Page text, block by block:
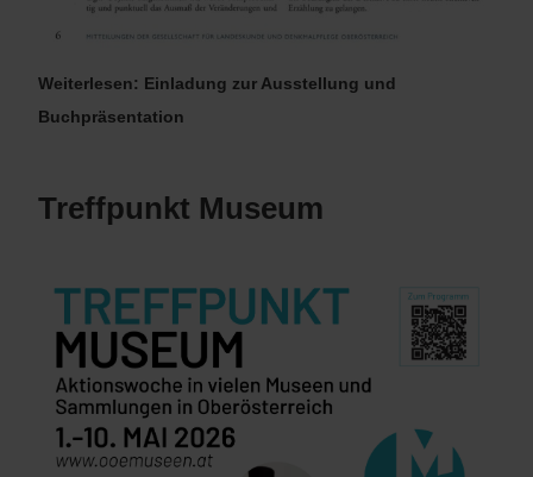
Weiterlesen: Einladung zur Ausstellung und
Buchpräsentation
Treffpunkt Museum